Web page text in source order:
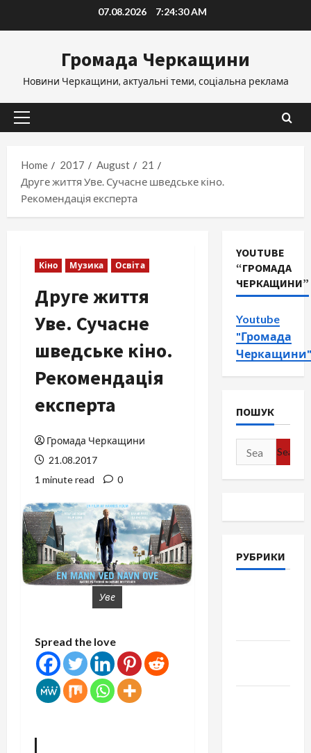
07.08.2026 7:24:31 AM
Громада Черкащини
Новини Черкащини, актуальні теми, соціальна реклама
Primary
Home
2017 August
21
Друге життя Уве. Сучасне шведське кіно.
Рекомендація експерта
Кіно Музика Освіта
Друге життя
Уве. Сучасне
шведське кіно.
Рекомендація
експерта
Громада Черкащини
21.08.2017
1 minute read
0
Уве
Spread the love
YOUTUBE
“ГРОМАДА
ЧЕРКАЩИНИ”
Youtube
"Громада
Черкащини"
ПОШУК
Search
for:
РУБРИКИ